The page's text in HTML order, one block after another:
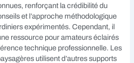
renforçant la crédibilité du
et l’approche méthodologique
expérimentés. Cependant, il
ressource pour amateurs éclairés
technique professionnelle. Les
utilisent d’autres supports